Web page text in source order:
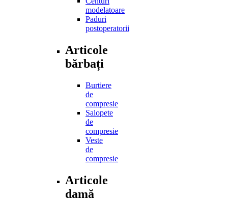
modelatoare
Paduri
postoperatorii
Articole
bărbați
Burtiere
de
compresie
Salopete
de
compresie
Veste
de
compresie
Articole
damă